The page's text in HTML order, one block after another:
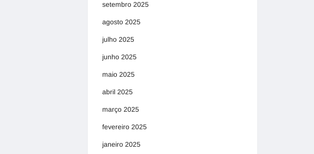
setembro 2025
agosto 2025
julho 2025
junho 2025
maio 2025
abril 2025
março 2025
fevereiro 2025
janeiro 2025